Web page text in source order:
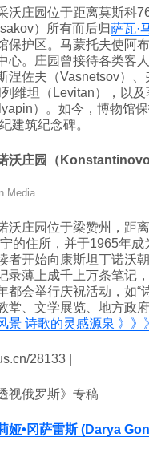
沃庄园位于距离莫斯科
）所有而后归萨瓦·
保护区。马蒙托夫使阿
心。庄园曾接待各类客
涅佐夫（Vasnetsov）
列维坦（Levitan），以
）。如今，博物馆
建筑纪念碑。
沃庄园（Konstantinovo
Media
沃庄园位于梁赞州，距
宁的住所，并于1965年
者开始向康斯坦丁诺沃
录薄上成千上万条笔记
都会举行庆祝活动，如“
堂、文学展览、地方政
景 诗歌的灵感源泉 》》》
28133 |
视俄罗斯》专稿
娅•冈萨雷斯 (Darya